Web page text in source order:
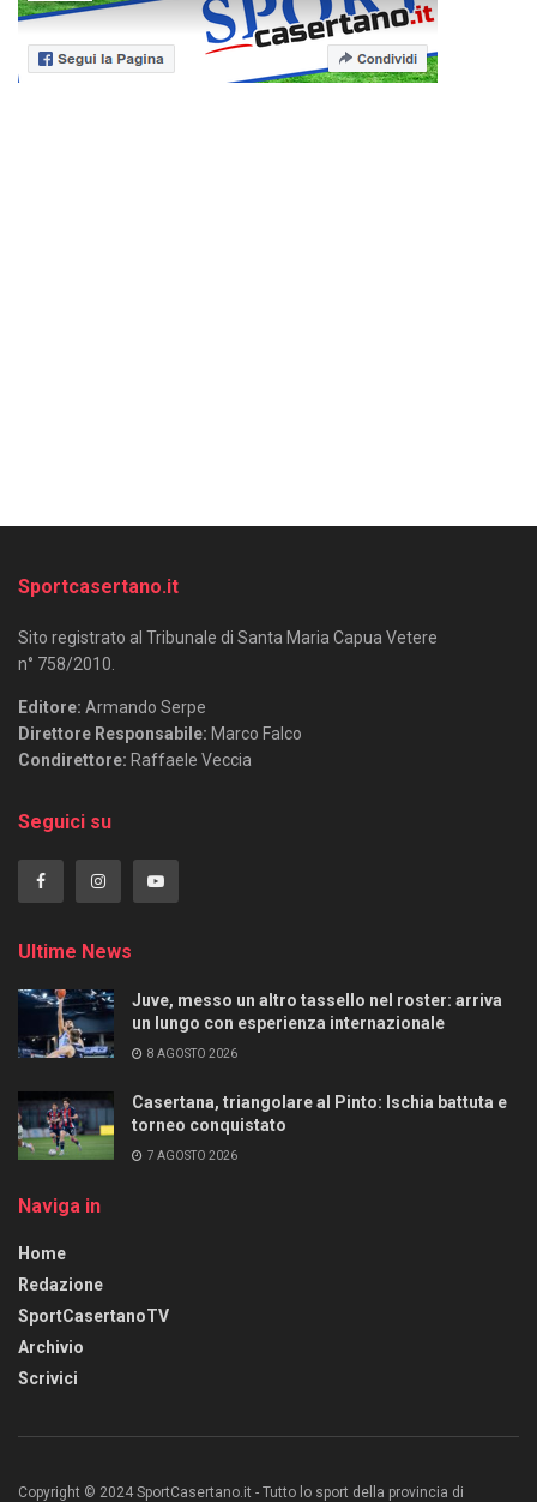
Sportcasertano.it
Sito registrato al Tribunale di Santa Maria Capua Vetere
n° 758/2010.
Editore: Armando Serpe
Direttore Responsabile: Marco Falco
Condirettore: Raffaele Veccia
Seguici su
Ultime News
Juve, messo un altro tassello nel roster: arriva
un lungo con esperienza internazionale
8 AGOSTO 2026
Casertana, triangolare al Pinto: Ischia battuta e
torneo conquistato
7 AGOSTO 2026
Naviga in
Home
Redazione
SportCasertanoTV
Archivio
Scrivici
Copyright © 2024 SportCasertano.it - Tutto lo sport della provincia di